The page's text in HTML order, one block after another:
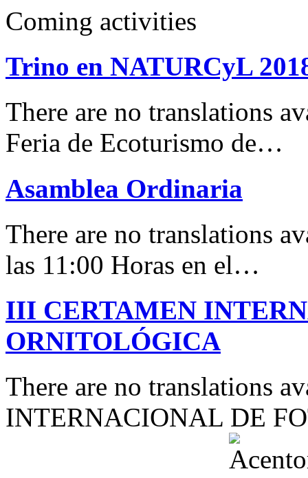
Coming activities
Trino en NATURCyL
There are no translations
Feria de Ecoturismo de…
Asamblea Ordinaria
There are no translations
las 11:00 Horas en el…
III CERTAMEN
ORNITOLÓGICA
There are no translations
INTERNACIONAL DE